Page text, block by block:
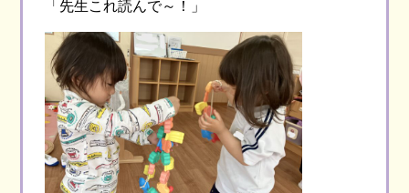
「先生これ読んで～！」